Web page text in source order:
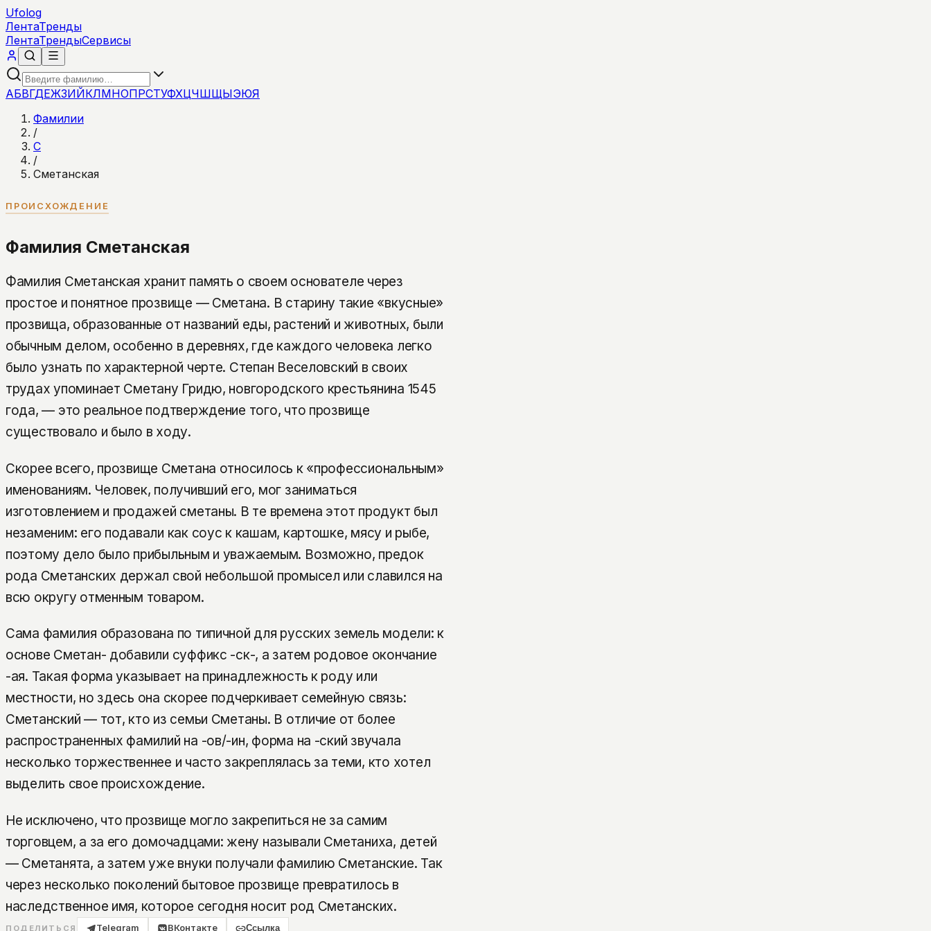
Ufolog
ЛентаТренды
ЛентаТрендыСервисы
АБВГДЕЖЗИЙКЛМНОПРСТУФХЦЧШЩЫЭЮЯ
Фамилии
/
С
/
Сметанская
ПРОИСХОЖДЕНИЕ
Фамилия Сметанская
Фамилия Сметанская хранит память о своем основателе через
простое и понятное прозвище — Сметана. В старину такие «вкусные»
прозвища, образованные от названий еды, растений и животных, были
обычным делом, особенно в деревнях, где каждого человека легко
было узнать по характерной черте. Степан Веселовский в своих
трудах упоминает Сметану Гридю, новгородского крестьянина 1545
года, — это реальное подтверждение того, что прозвище
существовало и было в ходу.
Скорее всего, прозвище Сметана относилось к «профессиональным»
именованиям. Человек, получивший его, мог заниматься
изготовлением и продажей сметаны. В те времена этот продукт был
незаменим: его подавали как соус к кашам, картошке, мясу и рыбе,
поэтому дело было прибыльным и уважаемым. Возможно, предок
рода Сметанских держал свой небольшой промысел или славился на
всю округу отменным товаром.
Сама фамилия образована по типичной для русских земель модели: к
основе Сметан- добавили суффикс -ск-, а затем родовое окончание
-ая. Такая форма указывает на принадлежность к роду или
местности, но здесь она скорее подчеркивает семейную связь:
Сметанский — тот, кто из семьи Сметаны. В отличие от более
распространенных фамилий на -ов/-ин, форма на -ский звучала
несколько торжественнее и часто закреплялась за теми, кто хотел
выделить свое происхождение.
Не исключено, что прозвище могло закрепиться не за самим
торговцем, а за его домочадцами: жену называли Сметаниха, детей
— Сметанята, а затем уже внуки получали фамилию Сметанские. Так
через несколько поколений бытовое прозвище превратилось в
наследственное имя, которое сегодня носит род Сметанских.
ПОДЕЛИТЬСЯ Telegram ВКонтакте Ссылка